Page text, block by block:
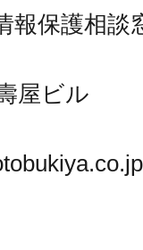
報保護相談
屋ビル